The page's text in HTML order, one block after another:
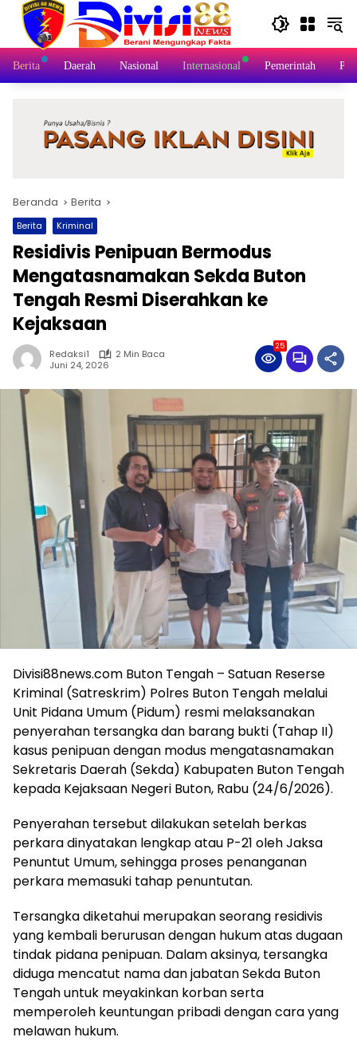
Langsung
konten
Berita Daerah Nasional Internasional Pemerintah
Beranda Berita
Berita Kriminal
Residivis Penipuan Bermodus
Mengatasnamakan Sekda Buton
Tengah Resmi Diserahkan ke
Kejaksaan
Redaksi1
2 Min Baca
Juni 24, 2026
25
Divisi88news.com Buton Tengah – Satuan Reserse
Kriminal (Satreskrim) Polres Buton Tengah melalui
Unit Pidana Umum (Pidum) resmi melaksanakan
penyerahan tersangka dan barang bukti (Tahap II)
kasus penipuan dengan modus mengatasnamakan
Sekretaris Daerah (Sekda) Kabupaten Buton Tengah
kepada Kejaksaan Negeri Buton, Rabu (24/6/2026).
Penyerahan tersebut dilakukan setelah berkas
perkara dinyatakan lengkap atau P-21 oleh Jaksa
Penuntut Umum, sehingga proses penanganan
perkara memasuki tahap penuntutan.
Tersangka diketahui merupakan seorang residivis
yang kembali berurusan dengan hukum atas dugaan
tindak pidana penipuan. Dalam aksinya, tersangka
diduga mencatut nama dan jabatan Sekda Buton
Tengah untuk meyakinkan korban serta
memperoleh keuntungan pribadi dengan cara yang
melawan hukum.